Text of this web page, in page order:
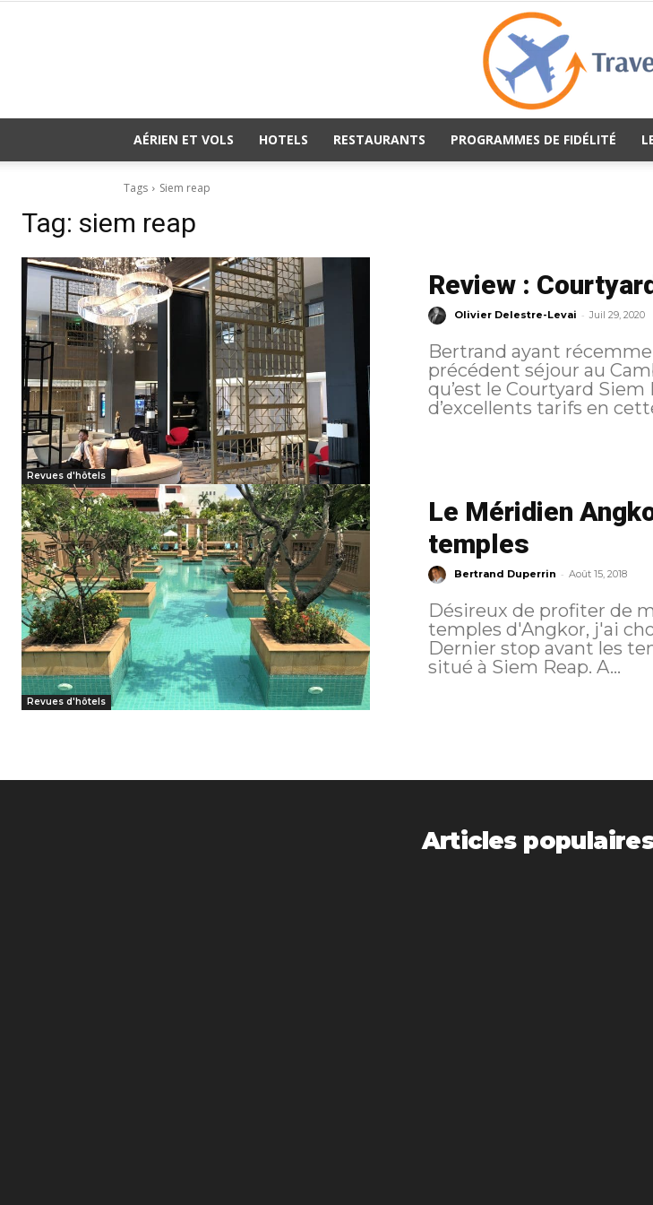
AÉRIEN ET VOLS HOTELS RESTAURANTS PROGRAMMES DE FIDÉLITÉ
Tags Siem reap
Tag: siem reap
Revues d'hôtels
Review :
Olivier Delestre-Levai - Juil 29, 2020
Bertrand ayant
précédent séjour au
qu’est le Courtyard
d’excellents tarifs en
Revues d'hôtels
Le Méridien
temples
Bertrand Duperrin - Août 15, 2018
Désireux de profiter de
temples d'Angkor, j'ai
Dernier stop avant les
situé à Siem Reap. A...
Articles